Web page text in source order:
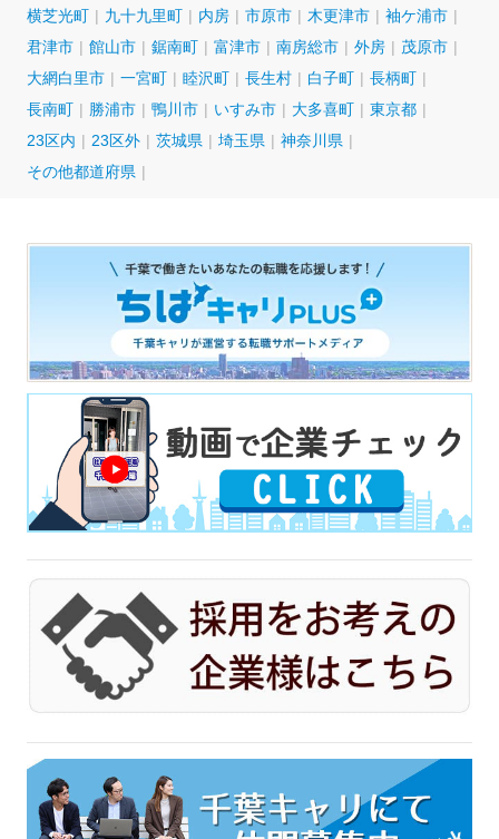
横芝光町
九十九里町 内房 市原市 木更津市
袖ケ浦市
君津市
館山市 鋸南町 富津市 南房総市 外房
茂原市
大網白里市
一宮町 睦沢町 長生村 白子町
長柄町
長南町
勝浦市 鴨川市 いすみ市 大多喜町
東京都
23区内
23区外 茨城県 埼玉県
神奈川県
その他都道府県